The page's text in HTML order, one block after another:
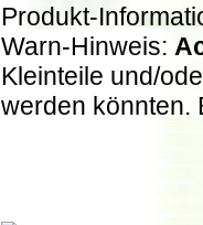
Produkt-
Warn-Hinweis:
Kleinteile und/
werden könnten.